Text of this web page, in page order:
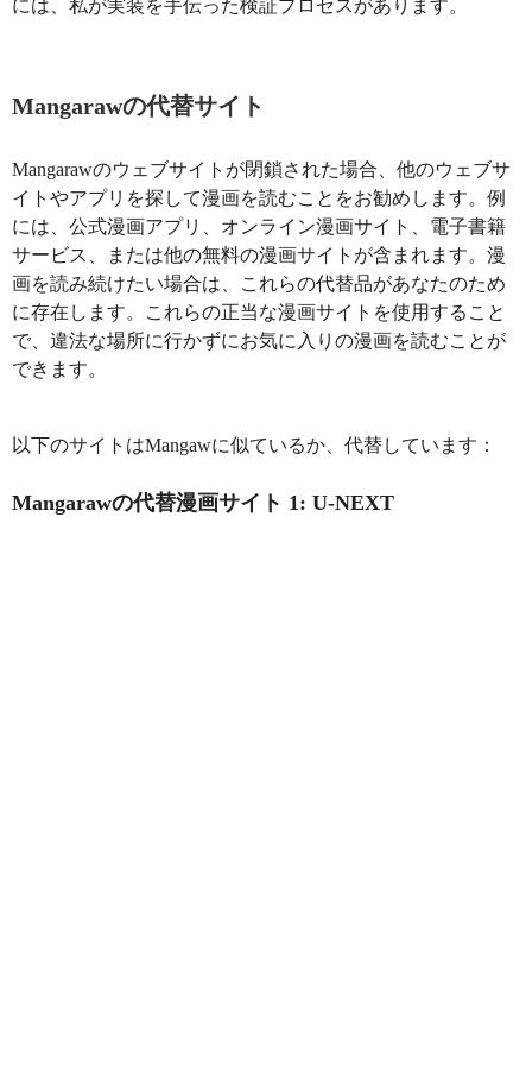
には、私が実装を手伝った検証プロセスがあります。
Mangarawの代替サイト
Mangarawのウェブサイトが閉鎖された場合、他のウェブサ
イトやアプリを探して漫画を読むことをお勧めします。例
には、公式漫画アプリ、オンライン漫画サイト、電子書籍
サービス、または他の無料の漫画サイトが含まれます。漫
画を読み続けたい場合は、これらの代替品があなたのため
に存在します。これらの正当な漫画サイトを使用すること
で、違法な場所に行かずにお気に入りの漫画を読むことが
できます。
以下のサイトはMangawに似ているか、代替しています：
Mangarawの代替漫画サイト 1: U-NEXT